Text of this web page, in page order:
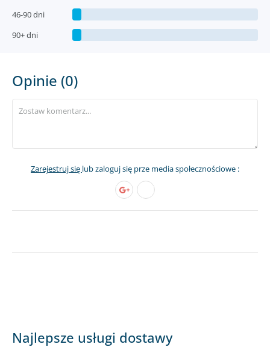
46-90 dni
90+ dni
Opinie (0)
Zarejestruj się lub zaloguj się prze media społecznościowe :
Najlepsze usługi dostawy